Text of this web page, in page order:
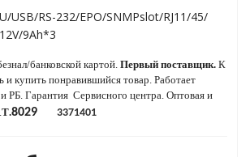
USB/RS-232/EPO/SNMPslot/RJ11/45/
9Ah*3
банковской картой. Первый поставщик. К
и купить понравившийся товар. Работает
РБ. Гарантия Сервисного центра. Оптовая и
T.8029 3371401